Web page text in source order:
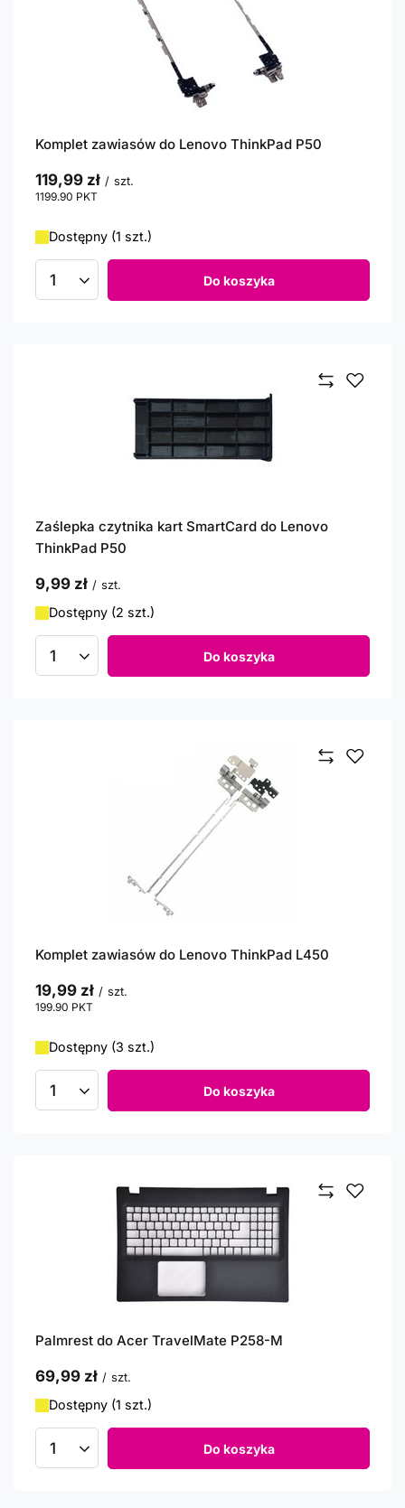
Komplet zawiasów do Lenovo ThinkPad P50
119,99 zł / szt.
1199.90 PKT
Dostępny (1 szt.)
Ilość produktów Do koszyka
Zaślepka czytnika kart SmartCard do Lenovo
ThinkPad P50
9,99 zł / szt.
Dostępny (2 szt.)
Ilość produktów Do koszyka
Komplet zawiasów do Lenovo ThinkPad L450
19,99 zł / szt.
199.90 PKT
Dostępny (3 szt.)
Ilość produktów Do koszyka
Palmrest do Acer TravelMate P258-M
69,99 zł / szt.
Dostępny (1 szt.)
Ilość produktów Do koszyka